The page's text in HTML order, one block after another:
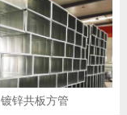
镀锌共板方管